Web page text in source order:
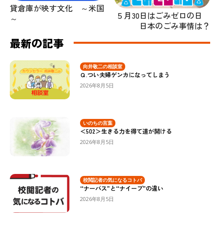
貸倉庫が映す文化 ～米国
～
５月30日はごみゼロの日
日本のごみ事情は？
最新の記事
向井敬二の相談室
Ｑ.つい夫婦ゲンカになってしまう
2026年8月5日
いのちの言葉
＜502＞生きる力を得て道が開ける
2026年8月5日
校閲記者の気になるコトバ
“ナーバス”と“ナイーブ”の違い
2026年8月5日